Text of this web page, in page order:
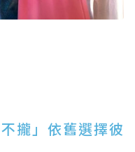
攏」依舊選擇彼